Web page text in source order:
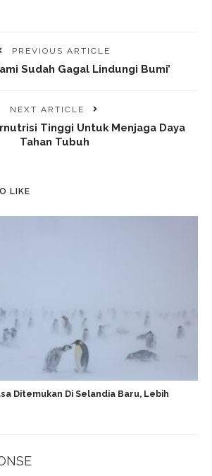
PREVIOUS ARTICLE
Sudah Gagal Lindungi Bumi’
NEXT ARTICLE
Tinggi Untuk Menjaga Daya
Tahan Tubuh
LIKE
Ditemukan Di Selandia Baru, Lebih